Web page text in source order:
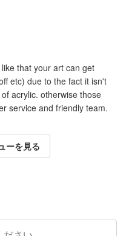
that your art can get
etc) due to the fact it isn't
acrylic. otherwise those
service and friendly team.
ーを見る